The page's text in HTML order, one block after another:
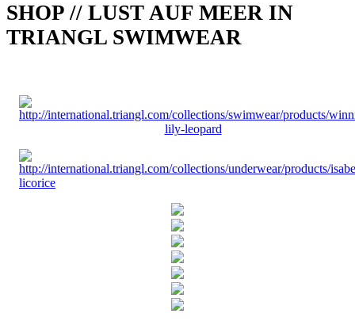
SHOP // LUST AUF MEER IN
TRIANGL SWIMWEAR